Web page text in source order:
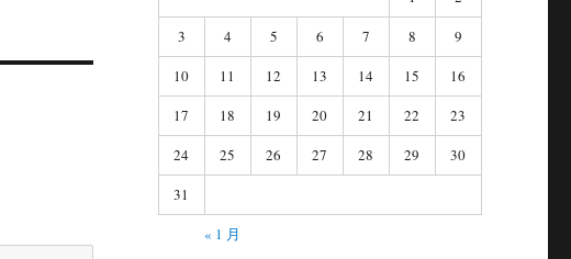
3
4 5 6 7 8
9
10
11 12 13 14 15
16
17
18 19 20 21 22
23
24
25 26 27 28 29
30
31
« 1 月